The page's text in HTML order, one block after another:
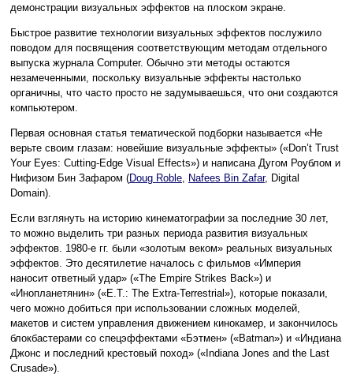
демонстрации визуальных эффектов на плоском экране.
Быстрое развитие технологии визуальных эффектов послужило
поводом для посвящения соответствующим методам отдельного
выпуска журнала Computer. Обычно эти методы остаются
незамеченными, поскольку визуальные эффекты настолько
органичны, что часто просто не задумываешься, что они создаются
компьютером.
Первая основная статья тематической подборки называется «Не
верьте своим глазам: новейшие визуальные эффекты» («Don’t Trust
Your Eyes: Cutting-Edge Visual Effects») и написана Дугом Роублом и
Нифизом Бин Зафаром (Doug Roble, Nafees Bin Zafar, Digital
Domain).
Если взглянуть на историю кинематографии за последние 30 лет,
то можно выделить три разных периода развития визуальных
эффектов. 1980-е гг. были «золотым веком» реальных визуальных
эффектов. Это десятилетие началось с фильмов «Империя
наносит ответный удар» («The Empire Strikes Back») и
«Инопланетянин» («E.T.: The Extra-Terrestrial»), которые показали,
чего можно добиться при использовании сложных моделей,
макетов и систем управления движением кинокамер, и закончилось
блокбастерами со спецэффектами «Бэтмен» («Batman») и «Индиана
Джонс и последний крестовый поход» («Indiana Jones and the Last
Crusade»).